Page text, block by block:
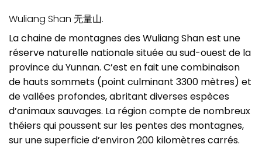
Wuliang Shan 无量山.
La chaine de montagnes des Wuliang Shan est une
réserve naturelle nationale située au sud-ouest de la
province du Yunnan. C’est en fait une combinaison
de hauts sommets (point culminant 3300 mètres) et
de vallées profondes, abritant diverses espèces
d’animaux sauvages. La région compte de nombreux
théiers qui poussent sur les pentes des montagnes,
sur une superficie d’environ 200 kilomètres carrés.